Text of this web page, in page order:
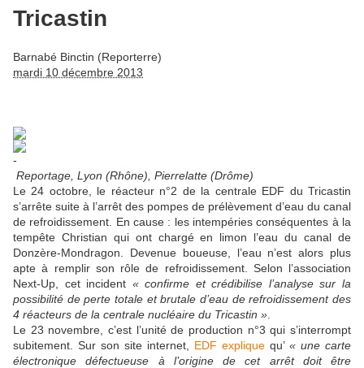
Tricastin
Barnabé Binctin (Reporterre)
mardi 10 décembre 2013
Reportage, Lyon (Rhône), Pierrelatte (Drôme)
Le 24 octobre, le réacteur n°2 de la centrale EDF du Tricastin
s’arrête suite à l’arrêt des pompes de prélèvement d’eau du canal
de refroidissement. En cause : les intempéries conséquentes à la
tempête Christian qui ont chargé en limon l’eau du canal de
Donzère-Mondragon. Devenue boueuse, l’eau n’est alors plus
apte à remplir son rôle de refroidissement. Selon l’association
Next-Up, cet incident « confirme et crédibilise l’analyse sur la
possibilité de perte totale et brutale d’eau de refroidissement des
4 réacteurs de la centrale nucléaire du Tricastin »
Le 23 novembre, c’est l’unité de production n°3 qui s’interrompt
subitement. Sur son site internet, EDF explique qu’ « une carte
électronique défectueuse à l’origine de cet arrêt doit être